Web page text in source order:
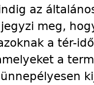
az
meg,
a tér-
a